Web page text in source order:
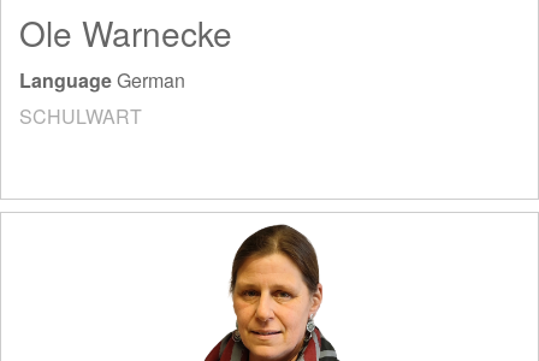
Ole Warnecke
LanguageGerman
SCHULWART